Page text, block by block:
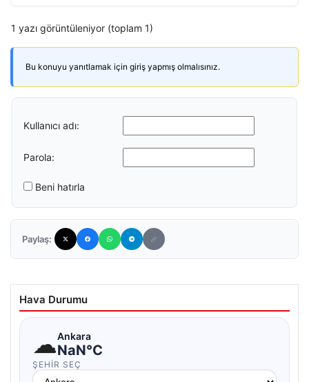
1 yazı görüntüleniyor (toplam 1)
Bu konuyu yanıtlamak için giriş yapmış olmalısınız.
Kullanıcı adı:
Parola:
Beni hatırla
Paylaş:
Hava Durumu
☁Ankara
NaN°C
ŞEHIR SEÇ